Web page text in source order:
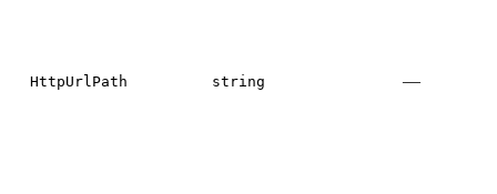
HttpUrlPath string —